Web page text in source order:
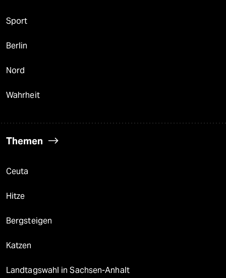
Sport
Berlin
Nord
Wahrheit
Themen
Ceuta
Hitze
Bergsteigen
Katzen
Landtagswahl in Sachsen-Anhalt